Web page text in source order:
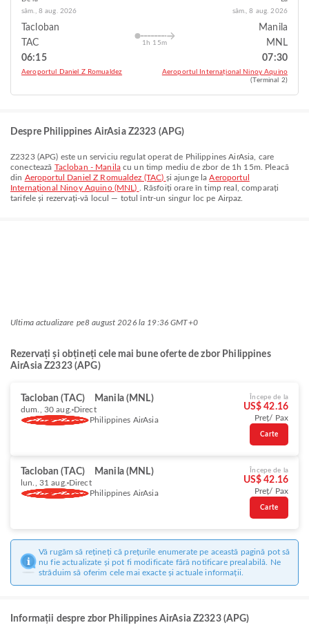
sâm., 8 aug. 2026
Tacloban
TAC
06:15
Aeroportul Daniel Z Romualdez
1h 15m
sâm., 8 aug. 2026
Manila
MNL
07:30
Aeroportul Internațional Ninoy Aquino
(Terminal 2)
Despre Philippines AirAsia Z2323 (APG)
Z2323(APG) este un serviciu regulat operat de Philippines AirAsia , care
conectează Tacloban - Manilacu un timp mediu de zbor de 1h 15m . Pleacă
din Aeroportul Daniel Z Romualdez (TAC) și ajunge laAeroportul
Internațional Ninoy Aquino (MNL)
. Răsfoiți orare în timp real, comparați
tarifele și rezervați-vă locul — totul într-un singur loc pe Airpaz.
Ultima actualizare pe8 august 2026 la 19:36 GMT+0
Rezervați și obțineți cele mai bune oferte de zbor Philippines
AirAsia Z2323 (APG)
Tacloban (TAC) Manila (MNL)
dum., 30 aug. Direct
Philippines AirAsia
Începe de la
US$ 42.16
Preț/ Pax
Carte
Tacloban (TAC) Manila (MNL)
lun., 31 aug. Direct
Philippines AirAsia
Începe de la
US$ 42.16
Preț/ Pax
Carte
Vă rugăm să rețineți că prețurile enumerate pe această pagină pot să
nu fie actualizate și pot fi modificate fără notificare prealabilă. Ne
străduim să oferim cele mai exacte și actuale informații.
Informații despre zbor Philippines AirAsia Z2323 (APG)